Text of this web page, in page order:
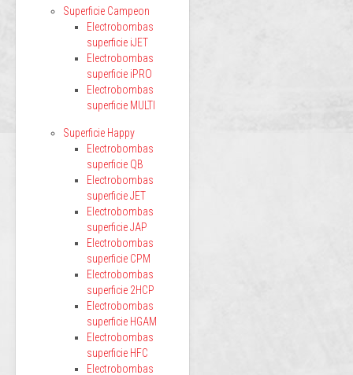
Superficie Campeon
Electrobombas
superficie iJET
Electrobombas
superficie iPRO
Electrobombas
superficie MULTI
Superficie Happy
Electrobombas
superficie QB
Electrobombas
superficie JET
Electrobombas
superficie JAP
Electrobombas
superficie CPM
Electrobombas
superficie 2HCP
Electrobombas
superficie HGAM
Electrobombas
superficie HFC
Electrobombas